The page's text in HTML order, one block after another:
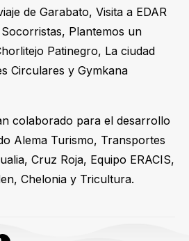
de Garabato, Visita a EDAR
Plantemos un
Patinegro, La ciudad
Circulares y Gymkana
colaborado para el desarrollo
Alema Turismo, Transportes
Cruz Roja, Equipo ERACIS,
Chelonia y Tricultura.